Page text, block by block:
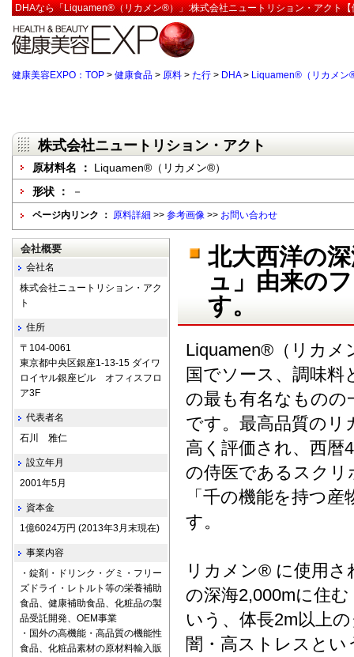
DHAなら「Liquamen®（リカメン®）」:株式会社ニュートリション・アクト【
健康美容EXPO：TOP > 健康食品 > 原料 > た行 > DHA> Liquamen®（リカメン
株式会社ニュートリション・アクト
原材料名 ： Liquamen®（リカメン®）
形状 ：
－
ページ内リンク ： 原料詳細 >> 参考画像 >> お問い合わせ
北大西洋の
ュ」由来の
す。
Liquamen®（リカメ
国でソース、調味
の最も有名なもの
です。最高品質のリ
高く評価され、西暦
の侍医であるスク
「千の機能を持つ
す。
リカメン® に使用さ
の深海2,000mに住
いう、体長2m以上
闇・高ストレスと
会社概要
会社名
株式会社ニュートリション・アク
ト
住所
〒104-0061
東京都中央区銀座1-13-15 ダイワ
ロイヤル銀座ビル オフィスフロ
ア3F
代表者名
石川 雅仁
設立年月
2001年5月
資本金
1億6024万円 (2013年3月末現在)
事業内容
・錠剤・ドリンク・グミ・フリー
ズドライ・レトルト等の栄養補助
食品、健康補助食品、化粧品の製
品受託開発、OEM事業
・国外の高機能・高品質の機能性
食品、化粧品素材の原材料輸入販